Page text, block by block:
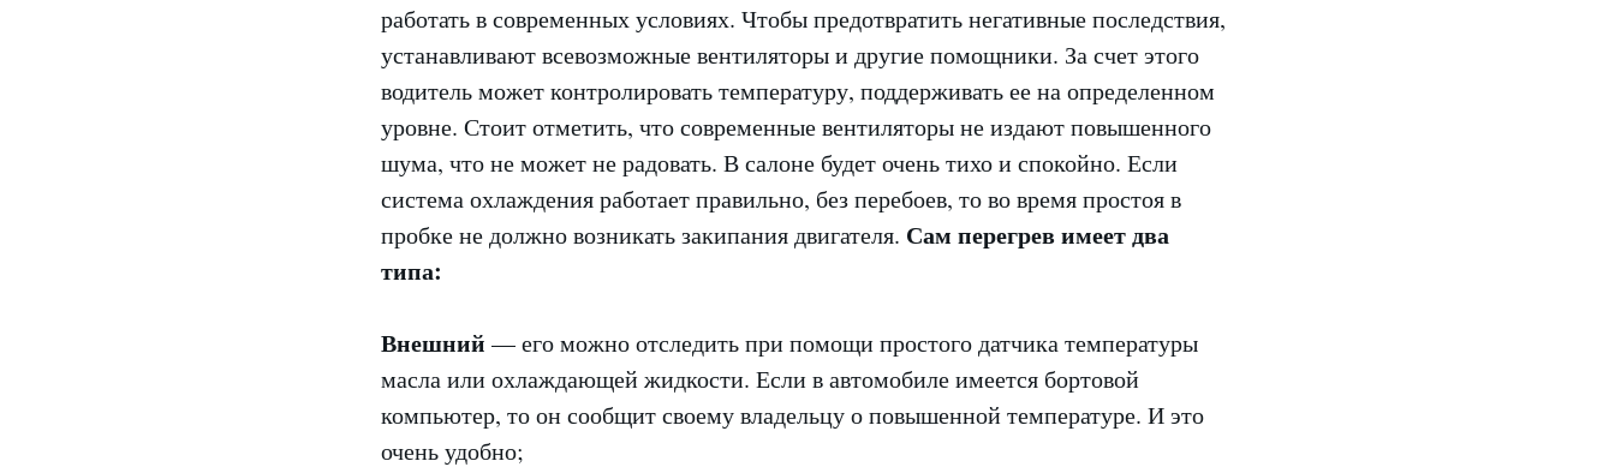
работать в современных условиях. Чтобы предотвратить негативные последствия,
устанавливают всевозможные вентиляторы и другие помощники. За счет этого
водитель может контролировать температуру, поддерживать ее на определенном
уровне. Стоит отметить, что современные вентиляторы не издают повышенного
шума, что не может не радовать. В салоне будет очень тихо и спокойно. Если
система охлаждения работает правильно, без перебоев, то во время простоя в
пробке не должно возникать закипания двигателя. Сам перегрев имеет два
типа:
Внешний — его можно отследить при помощи простого датчика температуры
масла или охлаждающей жидкости. Если в автомобиле имеется бортовой
компьютер, то он сообщит своему владельцу о повышенной температуре. И это
очень удобно;